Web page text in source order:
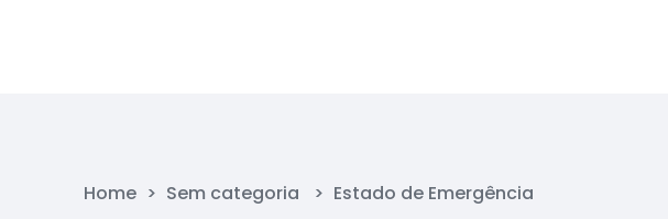
Home > Sem categoria > Estado de Emergência